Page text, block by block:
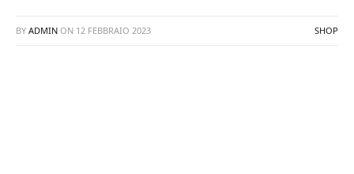
BY ADMIN ON 12 FEBBRAIO 2023 SHOP